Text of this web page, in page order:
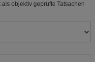
objektiv geprüfte Tatsachen